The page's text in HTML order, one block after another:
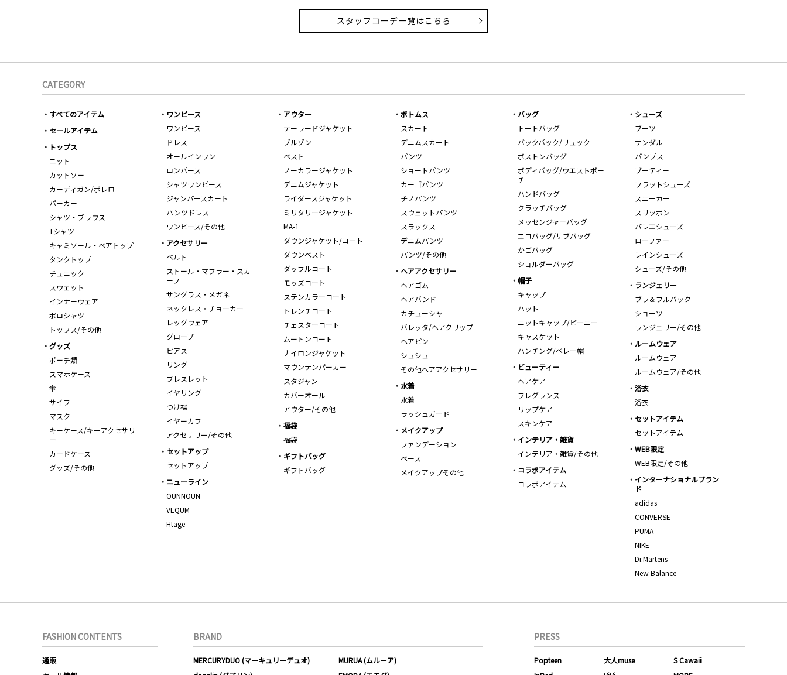
スタッフコーデ一覧はこちら
CATEGORY
すべてのアイテム
セールアイテム
トップス
ニット
カットソー
カーディガン/ボレロ
パーカー
シャツ・ブラウス
Tシャツ
キャミソール・ベアトップ
タンクトップ
チュニック
スウェット
インナーウェア
ポロシャツ
トップス/その他
ワンピース
ワンピース
ドレス
オールインワン
ロンパース
シャツワンピース
ジャンパースカート
パンツドレス
ワンピース/その他
アウター
テーラードジャケット
ブルゾン
ベスト
ノーカラージャケット
デニムジャケット
ライダースジャケット
ミリタリージャケット
MA-1
ダウンジャケット/コート
ダウンベスト
ダッフルコート
モッズコート
ステンカラーコート
トレンチコート
チェスターコート
ムートンコート
ナイロンジャケット
マウンテンパーカー
スタジャン
カバーオール
アウター/その他
ボトムス
スカート
デニムスカート
パンツ
ショートパンツ
カーゴパンツ
チノパンツ
スウェットパンツ
スラックス
デニムパンツ
パンツ/その他
バッグ
トートバッグ
バックパック/リュック
ボストンバッグ
ボディバッグ/ウエストポー
チ
ハンドバッグ
クラッチバッグ
メッセンジャーバッグ
エコバッグ/サブバッグ
かごバッグ
ショルダーバッグ
シューズ
ブーツ
サンダル
パンプス
ブーティー
フラットシューズ
スニーカー
スリッポン
バレエシューズ
ローファー
レインシューズ
シューズ/その他
アクセサリー
ベルト
ストール・マフラー・スカ
ーフ
サングラス・メガネ
ネックレス・チョーカー
レッグウェア
グローブ
ピアス
リング
ブレスレット
イヤリング
つけ襟
イヤーカフ
アクセサリー/その他
ヘアアクセサリー
ヘアゴム
ヘアバンド
カチューシャ
バレッタ/ヘアクリップ
ヘアピン
シュシュ
その他ヘアアクセサリー
帽子
キャップ
ハット
ニットキャップ/ビーニー
キャスケット
ハンチング/ベレー帽
ランジェリー
ブラ＆フルバック
ショーツ
ランジェリー/その他
ルームウェア
ルームウェア
ルームウェア/その他
グッズ
ポーチ類
スマホケース
傘
サイフ
マスク
キーケース/キーアクセサリ
ー
カードケース
グッズ/その他
ビューティー
ヘアケア
フレグランス
リップケア
スキンケア
水着
水着
ラッシュガード
浴衣
浴衣
セットアイテム
セットアイテム
福袋
福袋
メイクアップ
ファンデーション
ベース
メイクアップその他
インテリア・雑貨
インテリア・雑貨/その他
WEB限定
WEB限定/その他
セットアップ
セットアップ
ギフトバッグ
ギフトバッグ
コラボアイテム
コラボアイテム
インターナショナルブラン
ド
adidas
CONVERSE
PUMA
NIKE
Dr.Martens
New Balance
ニューライン
OUNNOUN
VEQUM
Htage
FASHION CONTENTS
通販
BRAND
MERCURYDUO (マーキュリーデュオ)
MURUA (ムルーア)
PRESS
Popteen 大人muse
S Cawaii